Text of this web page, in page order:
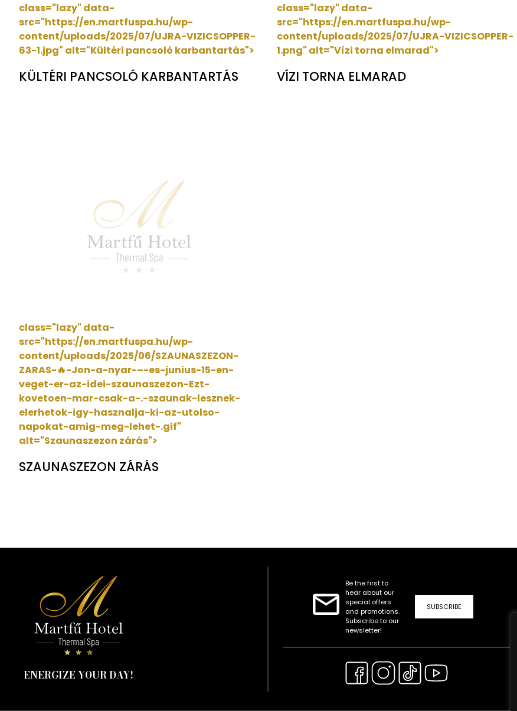
class="lazy" data-
src="https://en.martfuspa.hu/wp-
content/uploads/2025/07/UJRA-VIZICSOPPER-
63-1.jpg" alt="Kültéri pancsoló karbantartás">
KÜLTÉRI PANCSOLÓ KARBANTARTÁS
class="lazy" data-
src="https://en.martfuspa.hu/wp-
content/uploads/2025/07/UJRA-VIZICSOPPER-
1.png" alt="Vízi torna elmarad">
VÍZI TORNA ELMARAD
class="lazy" data-
src="https://en.martfuspa.hu/wp-
content/uploads/2025/06/SZAUNASZEZON-
ZARAS-🔥-Jon-a-nyar-–-es-junius-15-en-
veget-er-az-idei-szaunaszezon-Ezt-
kovetoen-mar-csak-a-.-szaunak-lesznek-
elerhetok-igy-hasznalja-ki-az-utolso-
napokat-amig-meg-lehet-.gif"
alt="Szaunaszezon zárás">
SZAUNASZEZON ZÁRÁS
ENERGIZE YOUR DAY!
Be the first to
hear about our
special offers
and promotions.
Subscribe to our
newsletter!
SUBSCRIBE